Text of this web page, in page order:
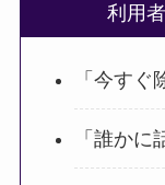
利用
「今すぐ
「誰かに